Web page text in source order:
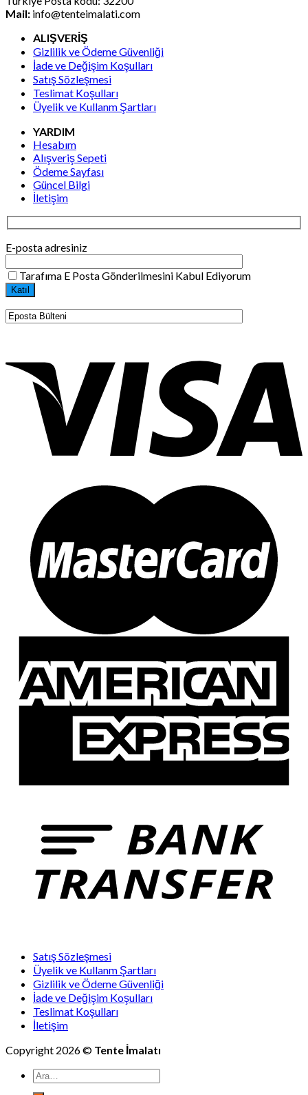
Mail: info@tenteimalati.com
ALIŞVERİŞ
Gizlilik ve Ödeme Güvenliği
İade ve Değişim Koşulları
Satış Sözleşmesi
Teslimat Koşulları
Üyelik ve Kullanm Şartları
YARDIM
Hesabım
Alışveriş Sepeti
Ödeme Sayfası
Güncel Bilgi
İletişim
E-posta adresiniz
Tarafıma E Posta Gönderilmesini Kabul Ediyorum
Satış Sözleşmesi
Üyelik ve Kullanm Şartları
Gizlilik ve Ödeme Güvenliği
İade ve Değişim Koşulları
Teslimat Koşulları
İletişim
Copyright 2026 © Tente İmalatı
Ara: